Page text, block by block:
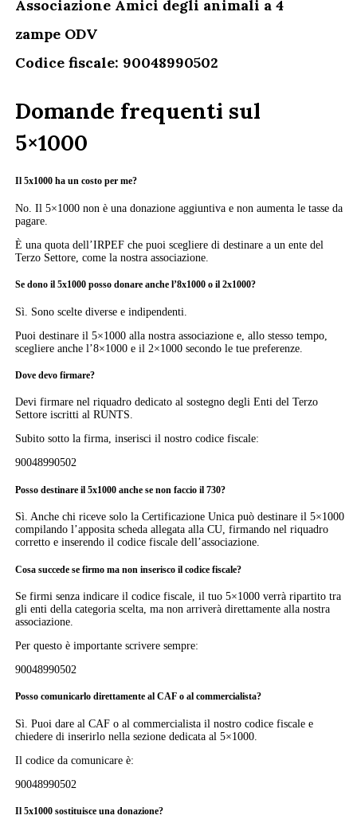
Associazione Amici degli animali a 4
zampe ODV
Codice fiscale: 90048990502
Domande frequenti sul
5×1000
Il 5x1000 ha un costo per me?
No. Il 5×1000 non è una donazione aggiuntiva e non aumenta le tasse da
pagare.
È una quota dell’IRPEF che puoi scegliere di destinare a un ente del
Terzo Settore, come la nostra associazione.
Se dono il 5x1000 posso donare anche l’8x1000 o il 2x1000?
Sì. Sono scelte diverse e indipendenti.
Puoi destinare il 5×1000 alla nostra associazione e, allo stesso tempo,
scegliere anche l’8×1000 e il 2×1000 secondo le tue preferenze.
Dove devo firmare?
Devi firmare nel riquadro dedicato al sostegno degli Enti del Terzo
Settore iscritti al RUNTS.
Subito sotto la firma, inserisci il nostro codice fiscale:
90048990502
Posso destinare il 5x1000 anche se non faccio il 730?
Sì. Anche chi riceve solo la Certificazione Unica può destinare il 5×1000
compilando l’apposita scheda allegata alla CU, firmando nel riquadro
corretto e inserendo il codice fiscale dell’associazione.
Cosa succede se firmo ma non inserisco il codice fiscale?
Se firmi senza indicare il codice fiscale, il tuo 5×1000 verrà ripartito tra
gli enti della categoria scelta, ma non arriverà direttamente alla nostra
associazione.
Per questo è importante scrivere sempre:
90048990502
Posso comunicarlo direttamente al CAF o al commercialista?
Sì. Puoi dare al CAF o al commercialista il nostro codice fiscale e
chiedere di inserirlo nella sezione dedicata al 5×1000.
Il codice da comunicare è:
90048990502
Il 5x1000 sostituisce una donazione?